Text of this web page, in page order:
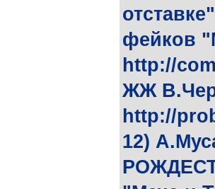
фейков
http://
ЖЖ
http://
12)